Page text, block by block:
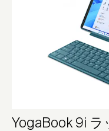
YogaBook 9i ラ